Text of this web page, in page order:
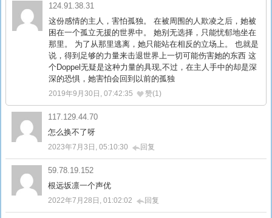
124.91.38.31
这份感情的主人，害怕孤独。 在被周围的人欺凌之后，她被
困在一个孤立无援的世界中。 她别无选择，只能忧郁地坐在
那里。 为了从那里逃离，她只能站在相反的立场上。 也就是
说，得到足够的力量来击退世界上一切可能伤害她的东西 这
个Doppel无疑是这种力量的具现,不过，在主人手中的却是深
深的恐惧，她害怕会回到以前的孤独
2019年9月30日, 07:42:35 赞(1)
117.129.44.70
怎么换不了呀
2023年7月3日, 05:10:30 回复
59.78.19.152
根远坂凛一个声优
2022年7月28日, 01:02:02 回复